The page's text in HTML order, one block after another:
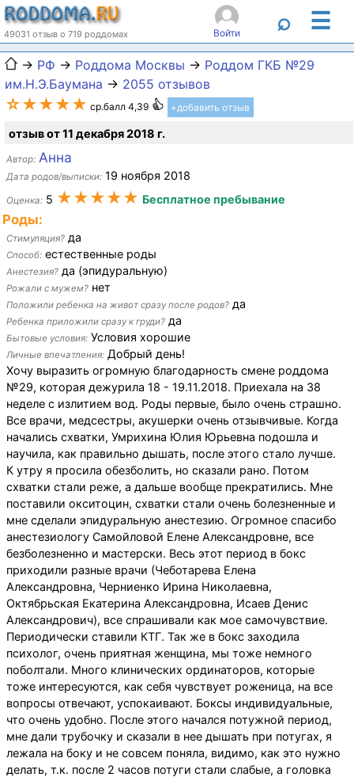
49031 отзыв о 719 роддомах Войти ⌕ ☰
→ РФ → Роддома Москвы → Роддом ГКБ №29
им.Н.Э.Баумана → 2055 отзывов
☆★★★★ ср.балл 4,39 +добавить отзыв
отзыв от 11 декабря 2018 г.
Автор: Анна
Дата родов/выписки: 19 ноября 2018
Оценка: 5 ★★★★★ Бесплатное пребывание
Роды:
Стимуляция? да
Способ: естественные роды
Анестезия? да (эпидуральную)
Рожали с мужем? нет
Положили ребенка на живот сразу после родов? да
Ребенка приложили сразу к груди? да
Бытовые условия: Условия хорошие
Личные впечатления: Добрый день!
Хочу выразить огромную благодарность смене роддома
№29, которая дежурила 18 - 19.11.2018. Приехала на 38
неделе с излитием вод. Роды первые, было очень страшно.
Все врачи, медсестры, акушерки очень отзывчивые. Когда
начались схватки, Умрихина Юлия Юрьевна подошла и
научила, как правильно дышать, после этого стало лучше.
К утру я просила обезболить, но сказали рано. Потом
схватки стали реже, а дальше вообще прекратились. Мне
поставили окситоцин, схватки стали очень болезненные и
мне сделали эпидуральную анестезию. Огромное спасибо
анестезиологу Самойловой Елене Александровне, все
безболезненно и мастерски. Весь этот период в бокс
приходили разные врачи (Чеботарева Елена
Александровна, Черниенко Ирина Николаевна,
Октябрьская Екатерина Александровна, Исаев Денис
Александрович), все спрашивали как мое самочувствие.
Периодически ставили КТГ. Так же в бокс заходила
психолог, очень приятная женщина, мы тоже немного
поболтали. Много клинических ординаторов, которые
тоже интересуются, как себя чувствует роженица, на все
вопросы отвечают, успокаивают. Боксы индивидуальные,
что очень удобно. После этого начался потужной период,
мне дали трубочку и сказали в нее дышать при потугах, я
лежала на боку и не совсем поняла, видимо, как это нужно
делать, т.к. после 2 часов потуги стали слабые, а головка